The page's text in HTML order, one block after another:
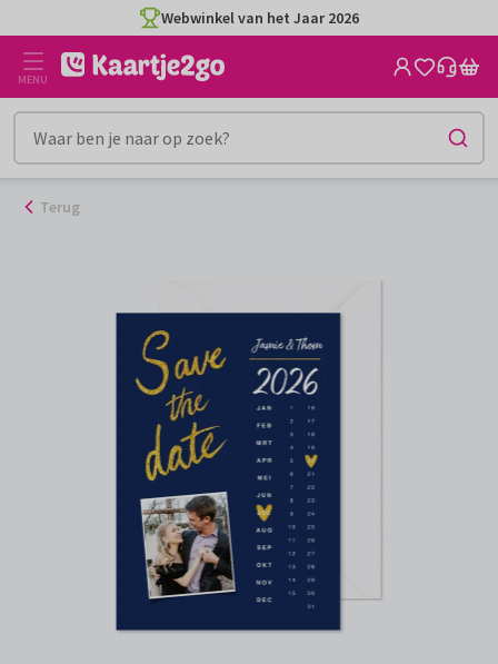
naar
inhoud
Webwinkel van het Jaar 2026
MENU
Terug